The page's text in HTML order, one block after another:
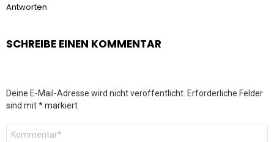
Antworten
SCHREIBE EINEN KOMMENTAR
Deine E-Mail-Adresse wird nicht veröffentlicht. Erforderliche Felder
sind mit*markiert
Kommentar